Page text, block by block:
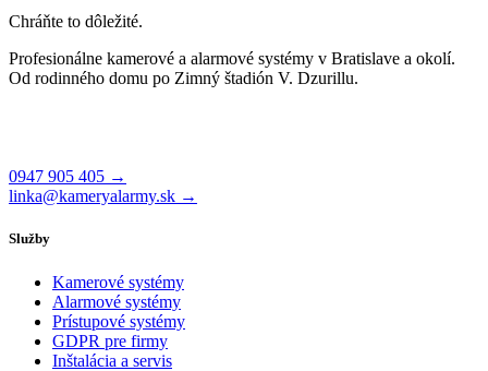
Chráňte to dôležité.
Profesionálne kamerové a alarmové systémy v Bratislave a okolí.
Od rodinného domu po Zimný štadión V. Dzurillu.
0947 905 405 →
linka@kameryalarmy.sk →
Služby
Kamerové systémy
Alarmové systémy
Prístupové systémy
GDPR pre firmy
Inštalácia a servis